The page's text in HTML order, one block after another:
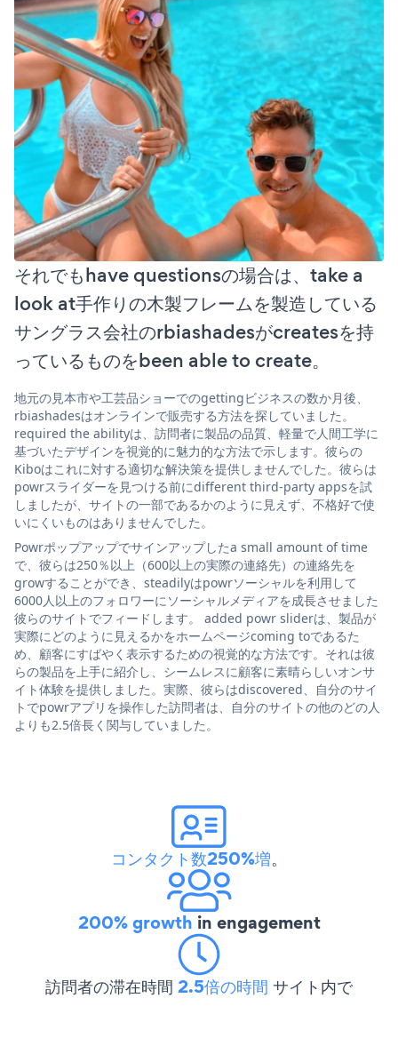
それでもhave questionsの場合は、take a
look at手作りの木製フレームを製造している
サングラス会社のrbiashadesがcreatesを持
っているものをbeen able to create。
地元の見本市や工芸品ショーでのgettingビジネスの数か月後、
rbiashadesはオンラインで販売する方法を探していました。
required the abilityは、訪問者に製品の品質、軽量で人間工学に
基づいたデザインを視覚的に魅力的な方法で示します。彼らの
Kiboはこれに対する適切な解決策を提供しませんでした。彼らは
powrスライダーを見つける前にdifferent third-party appsを試
しましたが、サイトの一部であるかのように見えず、不格好で使
いにくいものはありませんでした。
Powrポップアップでサインアップしたa small amount of time
で、彼らは250％以上（600以上の実際の連絡先）の連絡先を
growすることができ、steadilyはpowrソーシャルを利用して
6000人以上のフォロワーにソーシャルメディアを成長させました
彼らのサイトでフィードします。 added powr sliderは、製品が
実際にどのように見えるかをホームページcoming toであるた
め、顧客にすばやく表示するための視覚的な方法です。それは彼
らの製品を上手に紹介し、シームレスに顧客に素晴らしいオンサ
イト体験を提供しました。実際、彼らはdiscovered、自分のサイ
トでpowrアプリを操作した訪問者は、自分のサイトの他のどの人
よりも2.5倍長く関与していました。
コンタクト数250%増。
200% growth in engagement
訪問者の滞在時間 2.5倍の時間 サイト内で